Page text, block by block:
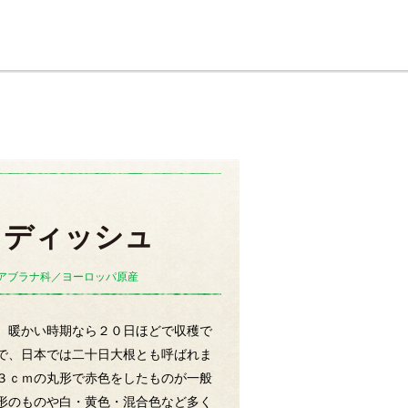
ィッシュ
ブラナ科／ヨーロッパ原産
暖かい時期なら２０日ほどで収穫で
、日本では二十日大根とも呼ばれま
ｃｍの丸形で赤色をしたものが一般
のものや白・黄色・混合色など多く